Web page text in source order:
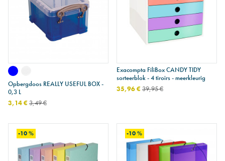
Opbergdoos REALLY USEFUL BOX -
0,3 L
3,14 €3,49 €
Exacompta FiliBox CANDY TIDY
sorteerblok - 4 tiroirs - meerkleurig
35,96 €39,95 €
-10 % -10 %